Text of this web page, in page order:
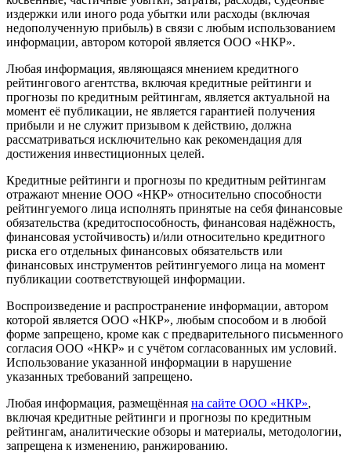
издержки или иного рода убытки или расходы (включая
недополученную прибыль) в связи с любым использованием
информации, автором которой является ООО «НКР».
Любая информация, являющаяся мнением кредитного
рейтингового агентства, включая кредитные рейтинги и
прогнозы по кредитным рейтингам, является актуальной на
момент её публикации, не является гарантией получения
прибыли и не служит призывом к действию, должна
рассматриваться исключительно как рекомендация для
достижения инвестиционных целей.
Кредитные рейтинги и прогнозы по кредитным рейтингам
отражают мнение ООО «НКР» относительно способности
рейтингуемого лица исполнять принятые на себя финансовые
обязательства (кредитоспособность, финансовая надёжность,
финансовая устойчивость) и/или относительно кредитного
риска его отдельных финансовых обязательств или
финансовых инструментов рейтингуемого лица на момент
публикации соответствующей информации.
Воспроизведение и распространение информации, автором
которой является ООО «НКР», любым способом и в любой
форме запрещено, кроме как с предварительного письменного
согласия ООО «НКР» и с учётом согласованных им условий.
Использование указанной информации в нарушение
указанных требований запрещено.
Любая информация, размещённая на сайте ООО «НКР»,
включая кредитные рейтинги и прогнозы по кредитным
рейтингам, аналитические обзоры и материалы, методологии,
запрещена к изменению, ранжированию.